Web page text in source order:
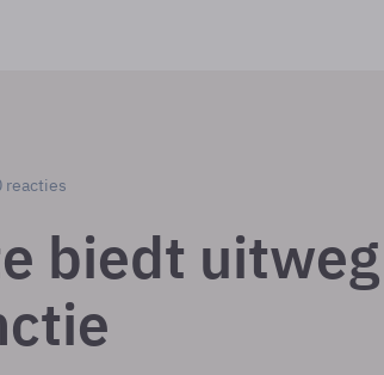
reacties
biedt